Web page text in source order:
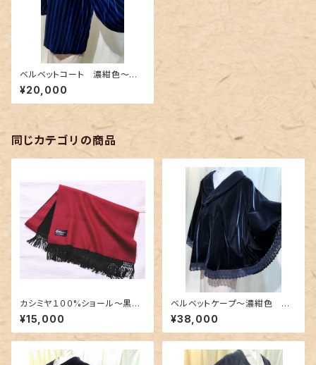
ベルベットコート 濃紺色〜海
のようなストライプ〜
¥20,000
同じカテゴリの商品
カシミヤ１００%ショール〜黒色
×深紅色のリバーシブル〜
¥15,000
ベルベットケープ〜濃紺色 裾
が上質な幅広レース〜
¥38,000